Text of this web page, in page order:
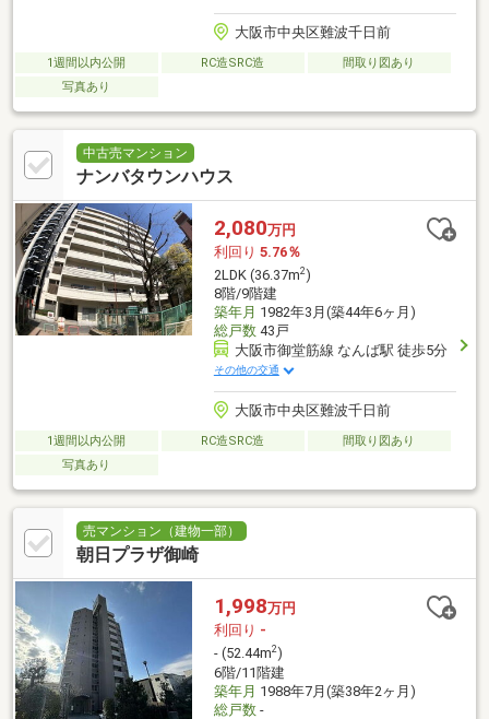
大阪市中央区難波千日前
1週間以内公開 RC造SRC造
間取り図あり
写真あり
中古売マンション
ナンバタウンハウス
2,080万円
利回り 5.76％
2LDK (36.37m2)
8階/9階建
築年月 1982年3月(築44年6ヶ月)
総戸数43戸
大阪市御堂筋線 なんば駅 徒歩5分
その他の交通
大阪市中央区難波千日前
1週間以内公開 RC造SRC造
間取り図あり
写真あり
売マンション（建物一部）
朝日プラザ御崎
1,998万円
利回り -
- (52.44m2)
6階/11階建
築年月 1988年7月(築38年2ヶ月)
総戸数-